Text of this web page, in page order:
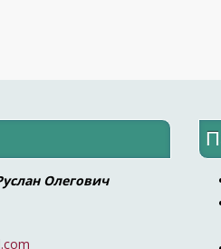
Олегович